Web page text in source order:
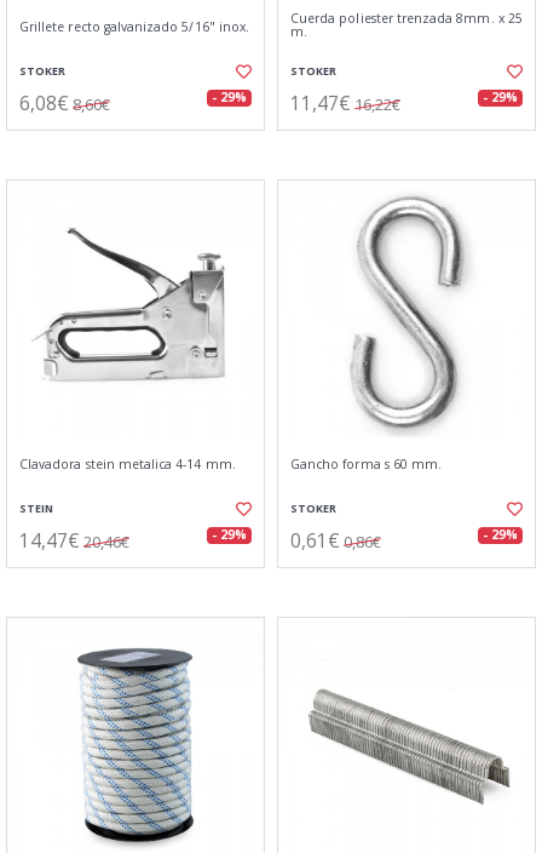
Grillete recto galvanizado 5/16" inox.
STOKER
6,08€ 8,60€ - 29%
Cuerda poliester trenzada 8mm. x 25
m.
STOKER
11,47€ 16,22€ - 29%
Clavadora stein metalica 4-14 mm.
STEIN
14,47€ 20,46€ - 29%
Gancho forma s 60 mm.
STOKER
0,61€ 0,86€ - 29%